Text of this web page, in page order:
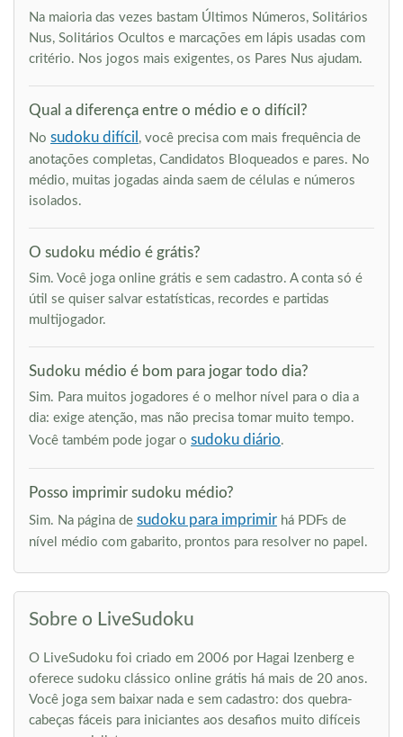
Na maioria das vezes bastam Últimos Números, Solitários
Nus, Solitários Ocultos e marcações em lápis usadas com
critério. Nos jogos mais exigentes, os Pares Nus ajudam.
Qual a diferença entre o médio e o difícil?
No sudoku difícil , você precisa com mais frequência de
anotações completas, Candidatos Bloqueados e pares. No
médio, muitas jogadas ainda saem de células e números
isolados.
O sudoku médio é grátis?
Sim. Você joga online grátis e sem cadastro. A conta só é
útil se quiser salvar estatísticas, recordes e partidas
multijogador.
Sudoku médio é bom para jogar todo dia?
Sim. Para muitos jogadores é o melhor nível para o dia a
dia: exige atenção, mas não precisa tomar muito tempo.
Você também pode jogar o sudoku diário.
Posso imprimir sudoku médio?
Sim. Na página de sudoku para imprimir há PDFs de
nível médio com gabarito, prontos para resolver no papel.
Sobre o LiveSudoku
O LiveSudoku foi criado em 2006 por Hagai Izenberg e
oferece sudoku clássico online grátis há mais de 20 anos.
Você joga sem baixar nada e sem cadastro: dos quebra-
cabeças fáceis para iniciantes aos desafios muito difíceis